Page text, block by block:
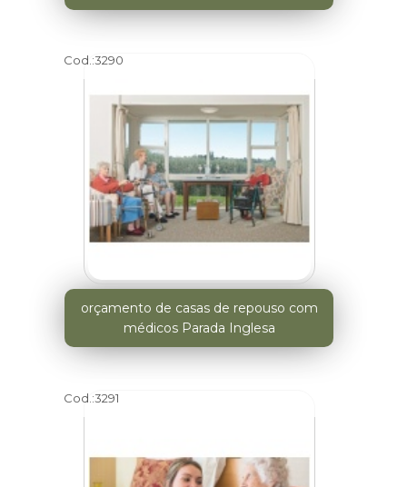
Cod.:3290
orçamento de casas de repouso com
médicos Parada Inglesa
Cod.:3291